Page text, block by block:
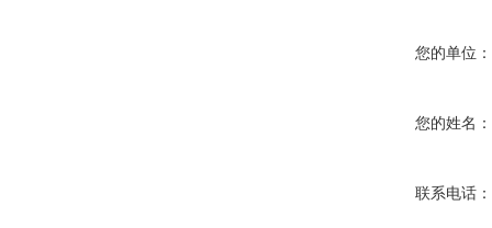
您的单位：
您的姓名：
联系电话：